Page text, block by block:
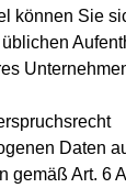
können Sie
Daten
gemäß Art. 6